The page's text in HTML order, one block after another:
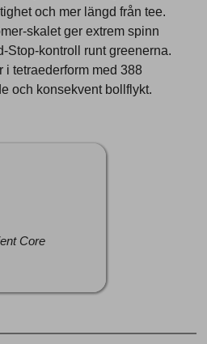
och mer längd från tee.
skalet ger extrem spinn
Stop-kontroll runt greenerna.
i tetraederform med 388
och konsekvent bollflykt.
Core